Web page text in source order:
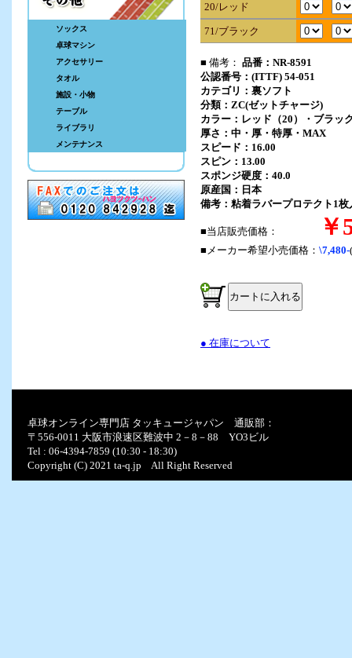
ソックス
卓球マシン
アクセサリー
タオル
施設・小物
テーブル
ライブラリ
メンテナンス
20/レッド
71/ブラック
■ 備考： 品番：NR-8591
公認番号：(ITTF) 54-051
カテゴリ：裏ソフト
分類：ZC(ゼットチャージ)
カラー：レッド（20）・ブラッ
厚さ：中・厚・特厚・MAX
スピード：16.00
スピン：13.00
スポンジ硬度：40.0
原産国：日本
備考：粘着ラバープロテクト1枚
■当店販売価格： ￥
■メーカー希望小売価格： \7,480-
● 在庫について
卓球オンライン専門店 タッキュージャパン 通販部：
〒556-0011 大阪市浪速区難波中 2－8－88 YO3ビル
Tel : 06-4394-7859 (10:30 - 18:30)
Copyright (C) 2021 ta-q.jp All Right Reserved